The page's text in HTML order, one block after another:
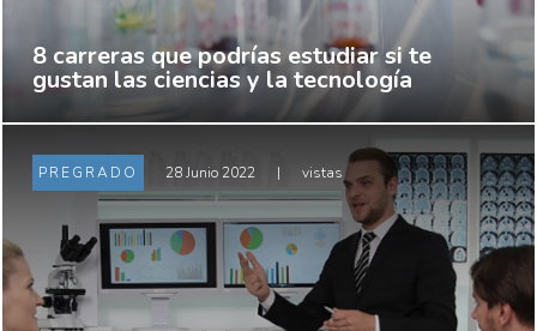
8 carreras que podrías estudiar si te
gustan las ciencias y la tecnología
PREGRADO 28 Junio 2022 | vistas